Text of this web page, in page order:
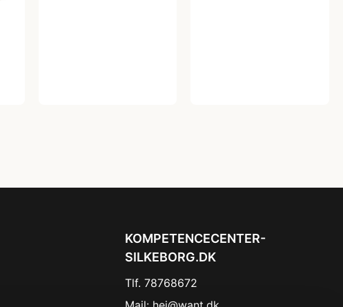
KOMPETENCECENTER-
SILKEBORG.DK
Tlf. 78768672